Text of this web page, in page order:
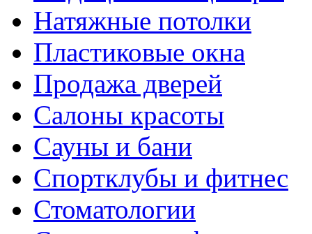
Натяжные потолки
Пластиковые окна
Продажа дверей
Салоны красоты
Сауны и бани
Спортклубы и фитнес
Стоматологии